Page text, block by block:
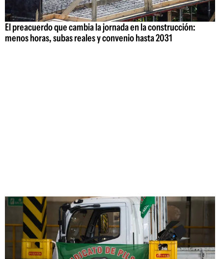
El preacuerdo que cambia la jornada en la construcción:
menos horas, subas reales y convenio hasta 2031